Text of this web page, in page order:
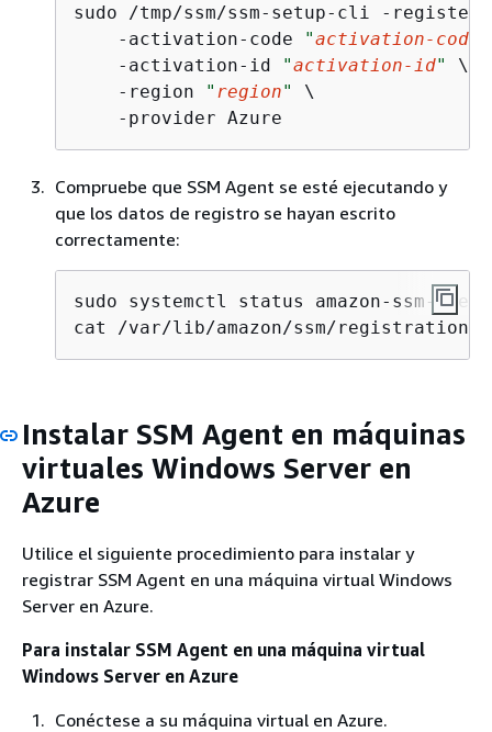
sudo /tmp/ssm/ssm-setup-cli -register
    -activation-code
"activation-code
    -activation-id
"activation-id"
\
    -region
" region"
\
    -provider Azure
Compruebe que SSM Agent se esté ejecutando y
que los datos de registro se hayan escrito
correctamente:
sudo systemctl status amazon-ssm-agent
cat /var/lib/amazon/ssm/registration
Instalar SSM Agent en máquinas
virtuales Windows Server en
Azure
Utilice el siguiente procedimiento para instalar y
registrar SSM Agent en una máquina virtual Windows
Server en Azure.
Para instalar SSM Agent en una máquina virtual
Windows Server en Azure
Conéctese a su máquina virtual en Azure.